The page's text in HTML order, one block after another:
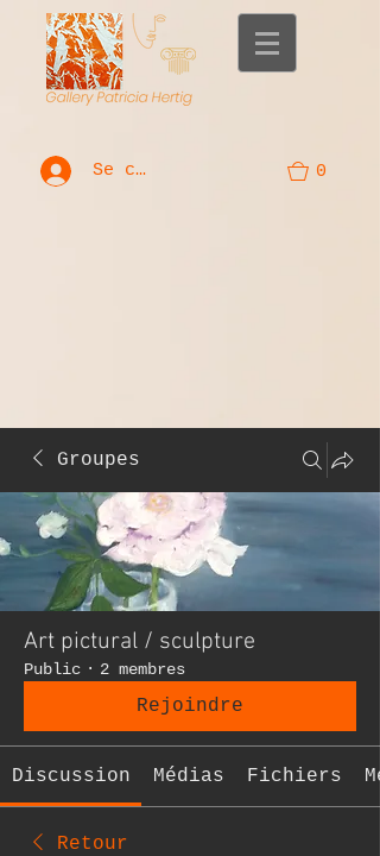
Se connecter 0
Groupes
Art pictural / sculpture
Public · 2 membres
Rejoindre
Discussion Médias Fichiers
Retour